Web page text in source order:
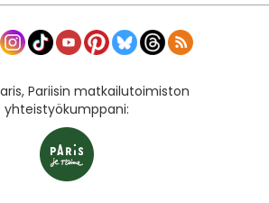
Pariisin matkailutoimiston
yhteistyökumppani: